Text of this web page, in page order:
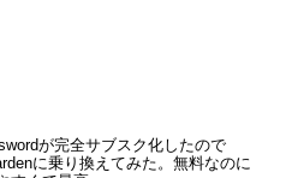
が完全サブスク化したので
に乗り換えてみた。無料なのに